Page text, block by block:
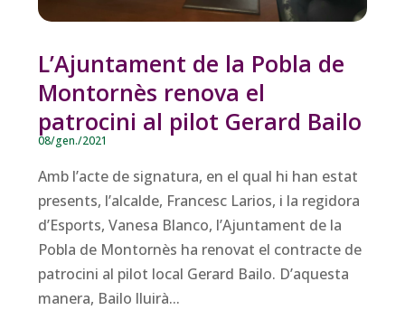
L’Ajuntament de la Pobla de
Montornès renova el
patrocini al pilot Gerard Bailo
08/gen./2021
Amb l’acte de signatura, en el qual hi han estat
presents, l’alcalde, Francesc Larios, i la regidora
d’Esports, Vanesa Blanco, l’Ajuntament de la
Pobla de Montornès ha renovat el contracte de
patrocini al pilot local Gerard Bailo. D’aquesta
manera, Bailo lluirà...